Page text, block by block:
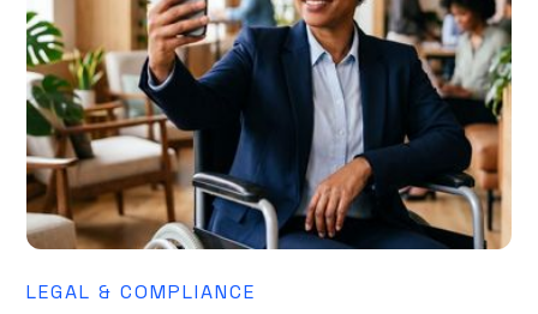
LEGAL & COMPLIANCE